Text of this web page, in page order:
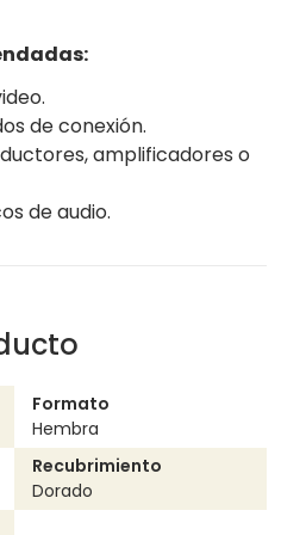
de conexión.
amplificadores o
de audio.
Formato
Hembra
Recubrimiento
Dorado